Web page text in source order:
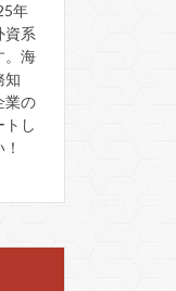
年
資系
。海
知
業の
トし